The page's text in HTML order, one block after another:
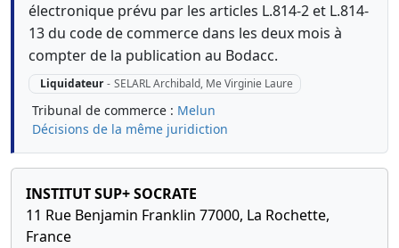
électronique prévu par les articles L.814-2 et L.814-
13 du code de commerce dans les deux mois à
compter de la publication au Bodacc.
Liquidateur - SELARL Archibald, Me Virginie Laure
Tribunal de commerce : Melun
Décisions de la même juridiction
INSTITUT SUP+ SOCRATE
11 Rue Benjamin Franklin 77000, La Rochette,
France